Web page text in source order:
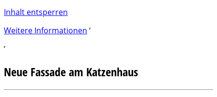
Inhalt entsperren
Weitere Informationen ‘
‘
Neue Fassade am Katzenhaus